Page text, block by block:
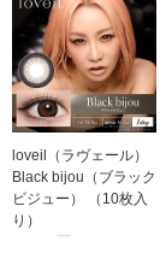
loveil（ラヴェール）
Black bijou（ブラック
ビジュー） （10枚入
り）